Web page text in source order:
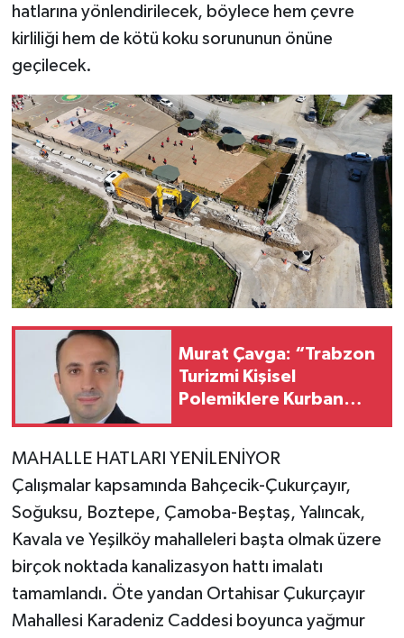
hatlarına yönlendirilecek, böylece hem çevre
kirliliği hem de kötü koku sorununun önüne
geçilecek.
Murat Çavga: “Trabzon
Turizmi Kişisel
Polemiklere Kurban
MAHALLE HATLARI YENİLENİYOR
Çalışmalar kapsamında Bahçecik-Çukurçayır,
Soğuksu, Boztepe, Çamoba-Beştaş, Yalıncak,
Kavala ve Yeşilköy mahalleleri başta olmak üzere
birçok noktada kanalizasyon hattı imalatı
tamamlandı. Öte yandan Ortahisar Çukurçayır
Mahallesi Karadeniz Caddesi boyunca yağmur